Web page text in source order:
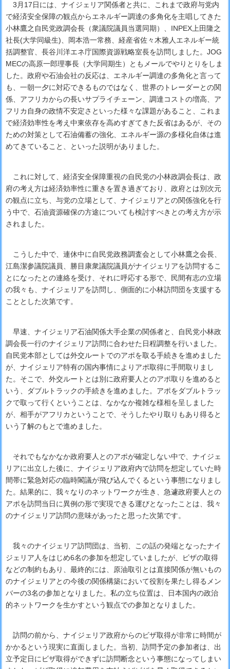
3月17日には、ナイジェリア関係者と共に、これまで政府与党内
で経済安全保障の観点からエネルギー調達の多角化を主唱してきた
小林鷹之自民党政調会長（衆議院議員当選同期）、INPEX上田隆之
社長(大学同級生)、岡本浩一常務、経産省佐々木雅人エネルギー統
括調整官、長谷川洋エネ庁国際資源戦略室長を訪問しました。JOG
MECの高原一郎理事長（大学同期生）ともメールでやりとりをしま
した。政府や石油会社の反応は、エネルギー調達の多角化と言って
も、一朝一夕に対応できるものではなく、世界のトレーダーとの関
係、アフリカからの長いサプライチェーン、調達コストの増高、ア
フリカ自身の政情不安定さといった様々な課題があること、これま
で経済効率性を考え中東依存を高めすぎてきた反省はあるが、その
ための対策として石油備蓄の強化、エネルギー源の多様化自体は進
めてきていること、といった説明がありました。
これに対して、経済安全保障重視の自民党の小林政調会長は、政
府の考え方は経済効率性に重きを置き過ぎており、政府とは別次元
の観点に立ち、与党の立場として、ナイジェリアとの関係強化を行
う中で、石油資源確保の方途についても検討すべきとの考え方が示
されました。
こうした中で、連休中に自民党政務調査会として小林鷹之会長、
江島潔参議院議員、勝目康衆議院議員がナイジェリアを訪問するこ
とになったとの連絡を受け、それに呼応する形で、民間有志の立場
の我々も、ナイジェリアを訪問し、側面的に小林訪問団を支援する
こととした次第です。
早速、ナイジェリア石油関係大手企業の関係者と、自民党小林政
調会長一行のナイジェリア訪問に合わせた日程調整を行いました。
自民党本部としては外交ルートでのアポを取る手続きを進めました
が、ナイジェリア特有の国内事情によりアポ取得に手間取りまし
た。そこで、外交ルートとは別に政府要人とのアポ取りを進めると
いう、ダブルトラックの手続きを進めました。アポをダブルトラッ
クで取って行くということは、なかなか複雑な様相を呈しました
が、相手がアフリカということで、そうしたやり取りもあり得ると
いう了解のもとで進めました。
それでもなかなか政府要人とのアポが確定しない中で、ナイジェ
リアに出立した後に、ナイジェリア政府内で訪問を想定していた時
間帯に緊急対応の臨時閣議が飛び込んでくるという事態になりまし
た。結果的に、我々なりのネットワークが生き、急遽政府要人との
アポを訪問当日に異例の形で実現できる運びとなったことは、我々
のナイジェリア訪問の意味があったと思った次第です。
我々のナイジェリア訪問団は、当初、この話の発端となったナイ
ジェリア人をはじめ6名の参加を想定していましたが、ビザの取得
などの制約もあり、最終的には、原油取引とは直接関係が無いもの
のナイジェリアとの今後の関係構築において役割を果たし得るメン
バーの3名の参加となりました。私の立ち位置は、日本国内の政治
的ネットワークを生かすという観点での参加となりました。
訪問の前から、ナイジェリア政府からのビザ取得が非常に時間が
かかるという現実に直面しました。当初、訪問予定の参加者は、出
立予定日にビザ取得ができずに訪問断念という事態になってしまい